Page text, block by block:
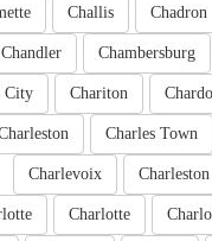
Chadron
Challis
Chambersburg
Chandler
Chariton
City
Charles Town
Charleston
Charlevoix
Charlotte